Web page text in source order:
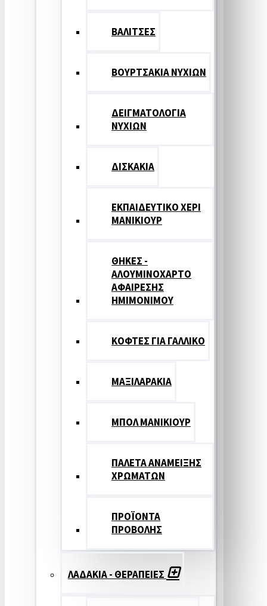
ΒΑΛΙΤΣΕΣ
ΒΟΥΡΤΣΑΚΙΑ ΝΥΧΙΩΝ
ΔΕΙΓΜΑΤΟΛΟΓΙΑ
ΝΥΧΙΩΝ
ΔΙΣΚΑΚΙΑ
ΕΚΠΑΙΔΕΥΤΙΚΟ ΧΕΡΙ
ΜΑΝΙΚΙΟΥΡ
ΘΗΚΕΣ -
ΑΛΟΥΜΙΝΟΧΑΡΤΟ
ΑΦΑΙΡΕΣΗΣ
ΗΜΙΜΟΝΙΜΟΥ
ΚΟΦΤΕΣ ΓΙΑ ΓΑΛΛΙΚΟ
ΜΑΞΙΛΑΡΑΚΙΑ
ΜΠΟΛ ΜΑΝΙΚΙΟΥΡ
ΠΑΛΕΤΑ ΑΝΑΜΕΙΞΗΣ
ΧΡΩΜΑΤΩΝ
ΠΡΟΪΟΝΤΑ
ΠΡΟΒΟΛΗΣ
ΛΑΔΑΚΙΑ - ΘΕΡΑΠΕΙΕΣ